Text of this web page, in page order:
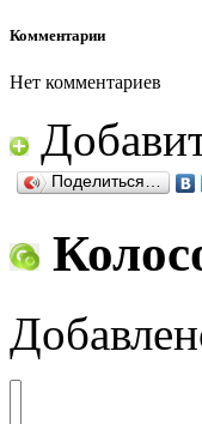
Комментарии
Нет комментариев
Поделиться…